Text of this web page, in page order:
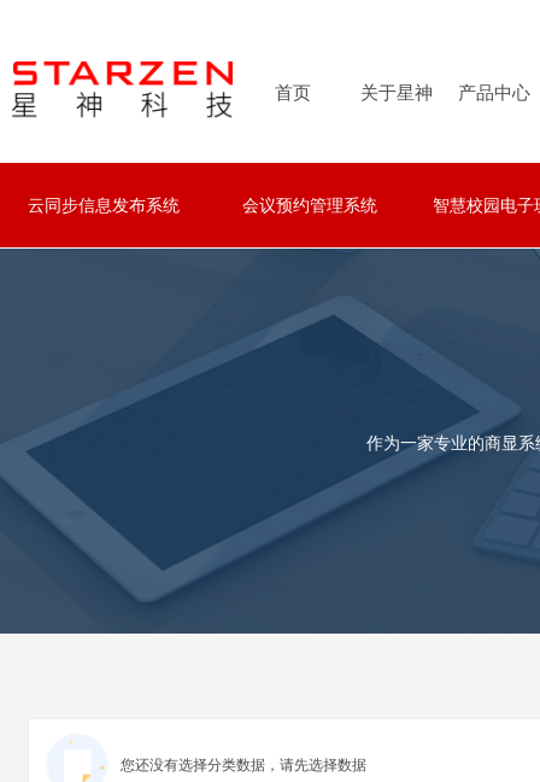
首页 关于星神 产品中心
云同步信息发布系统 会议预约管理系统 智慧校园电子
作为一家专业的商显
您还没有选择分类数据，请先选择数据